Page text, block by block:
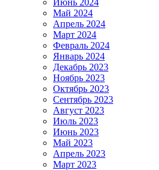
Июнь 2024
Май 2024
Апрель 2024
Март 2024
Февраль 2024
Январь 2024
Декабрь 2023
Ноябрь 2023
Октябрь 2023
Сентябрь 2023
Август 2023
Июль 2023
Июнь 2023
Май 2023
Апрель 2023
Март 2023